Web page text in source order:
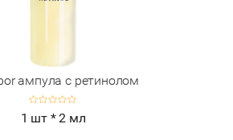
ампула с ретинолом
1 шт * 2 мл